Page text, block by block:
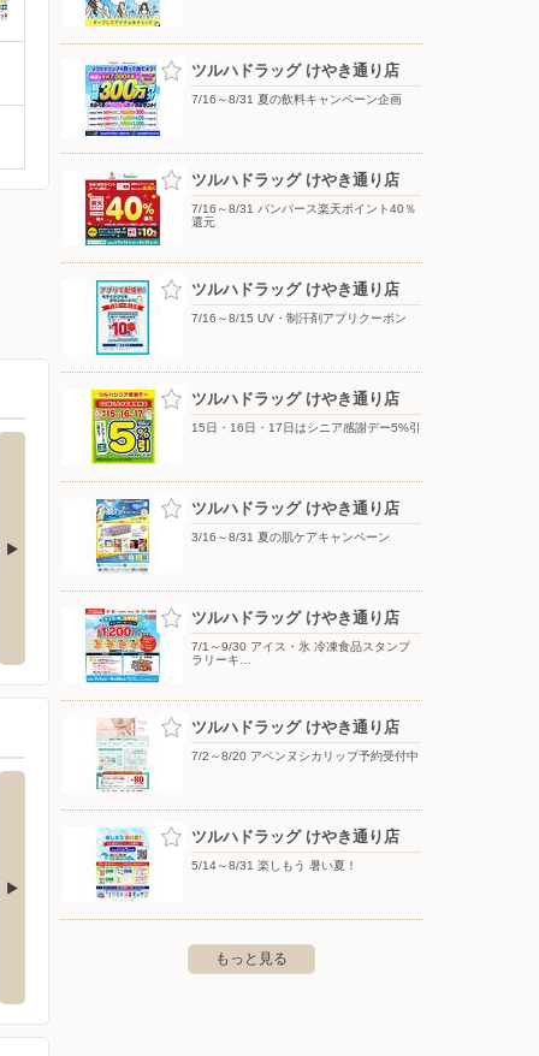
区福重2-26-3 〒816-0846 福岡県春日市下白水南1-1
鳥飼店
飼1-2-35 〒812-0018 福岡市博多区住吉4-16-14
ツルハドラッグ けやき通り店
7/16～8/31 夏の飲料キャンペーン企画
ツルハドラッグ けやき通り店
7/16～8/31 パンパース楽天ポイント40％
還元
ツルハドラッグ けやき通り店
7/16～8/15 UV・制汗剤アプリクーポン
ツルハドラッグ けやき通り店
15日・16日・17日はシニア感謝デー5%引
ツルハドラッグ けやき通り店
3/16～8/31 夏の肌ケアキャンペーン
ツルハドラッグ けやき通り店
7/1～9/30 アイス・氷 冷凍食品スタンプ
ラリーキ…
ツルハドラッグ けやき通り店
7/2～8/20 アベンヌシカリップ予約受付中
ツルハドラッグ けやき通り店
5/14～8/31 楽しもう 暑い夏！
もっと見る